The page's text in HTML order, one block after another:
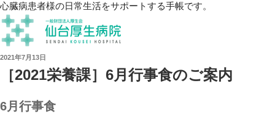
心臓病患者様の日常生活をサポートする手帳です。
投
2021年7月13日
［2021栄養課］6月行事食のご案内
6月行事食